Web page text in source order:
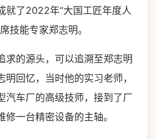
就了2022年“大国工匠年度人
技能专家郑志明。
的源头，可以追溯至郑志明
回忆，当时他的实习老师，
汽车厂的高级技师，接到了厂
一台精密设备的主轴。